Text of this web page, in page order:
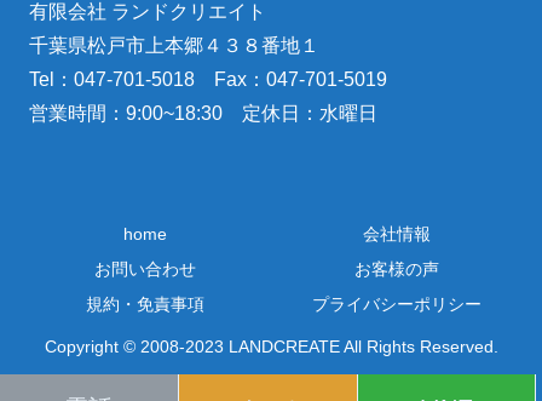
有限会社 ランドクリエイト
千葉県松戸市上本郷４３８番地１
Tel：047-701-5018 Fax：047-701-5019
営業時間：9:00~18:30 定休日：水曜日
home
会社情報
お問い合わせ
お客様の声
規約・免責事項
プライバシーポリシー
Copyright © 2008-2023 LANDCREATE All Rights Reserved.